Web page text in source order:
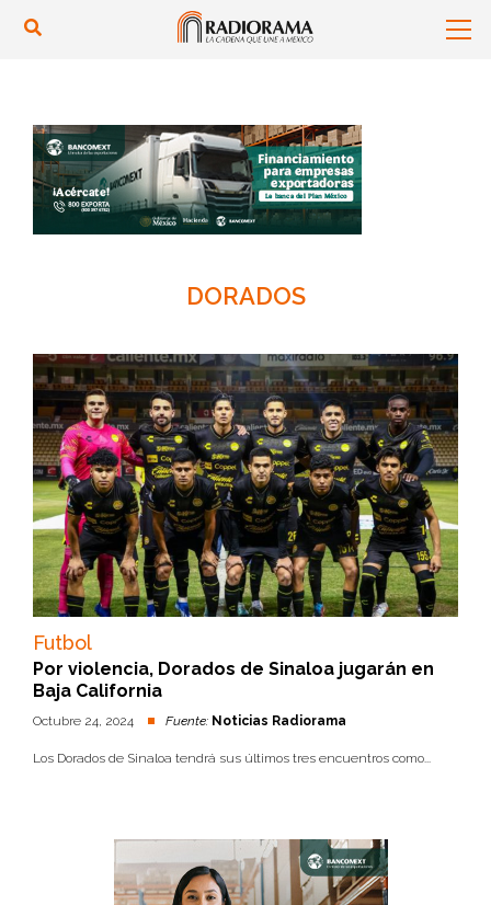
DORADOS
Futbol
Por violencia, Dorados de Sinaloa jugarán en
Baja California
Octubre 24, 2024 Fuente: Noticias Radiorama
Los Dorados de Sinaloa tendrá sus últimos tres encuentros como...